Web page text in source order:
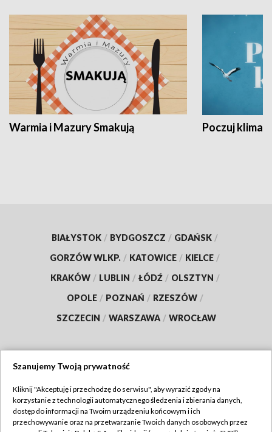
Warmia i Mazury Smakują Poczuj klimat
BIAŁYSTOK / BYDGOSZCZ / GDAŃSK /
GORZÓW WLKP. / KATOWICE / KIELCE /
KRAKÓW / LUBLIN / ŁÓDŹ / OLSZTYN /
OPOLE / POZNAŃ / RZESZÓW /
SZCZECIN / WARSZAWA / WROCŁAW
TVP
Abonament TVP
Regulamin TVP
Szanujemy Twoją prywatność
Kliknij "Akceptuję i przechodzę do serwisu", aby wyrazić zgody na
korzystanie z technologii automatycznego śledzenia i zbierania danych,
dostęp do informacji na Twoim urządzeniu końcowym i ich
przechowywanie oraz na przetwarzanie Twoich danych osobowych przez